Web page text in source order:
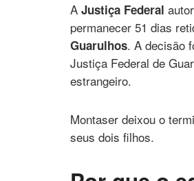
A Justiça Federal
permanecer 51 dias
Guarulhos. A decisão
Justiça Federal de
estrangeiro.
Montaser deixou o
seus dois filhos.